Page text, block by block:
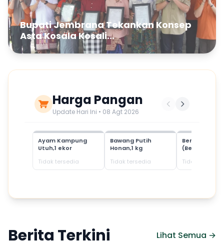
Bupati Jembrana Tekankan Konsep
Asta Kosala Kosali...
Harga Pangan
Update Hari Ini • 08 Agt 2026
Ayam Kampung
Utuh,1 ekor
Tidak tersedia
Bawang Putih
Honan,1 kg
Tidak tersedia
Beras
(Beras SPHP)
Tidak tersedia
Berita Terkini Lihat Semua →